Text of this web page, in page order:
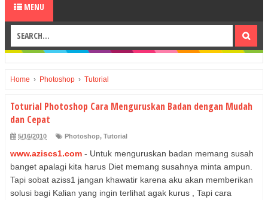
MENU
Home › Photoshop › Tutorial
Toturial Photoshop Cara Menguruskan Badan dengan Mudah
dan Cepat
5/16/2010 Photoshop, Tutorial
www.aziscs1.com - Untuk menguruskan badan memang susah
banget apalagi kita harus Diet memang susahnya minta ampun.
Tapi sobat aziss1 jangan khawatir karena aku akan memberikan
solusi bagi Kalian yang ingin terlihat agak kurus , Tapi cara